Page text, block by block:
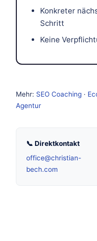
Konkreter
Schritt
Keine
Mehr: SEO Coaching ·
Agentur
📞 Direktkontakt
office@christian-
bech.com